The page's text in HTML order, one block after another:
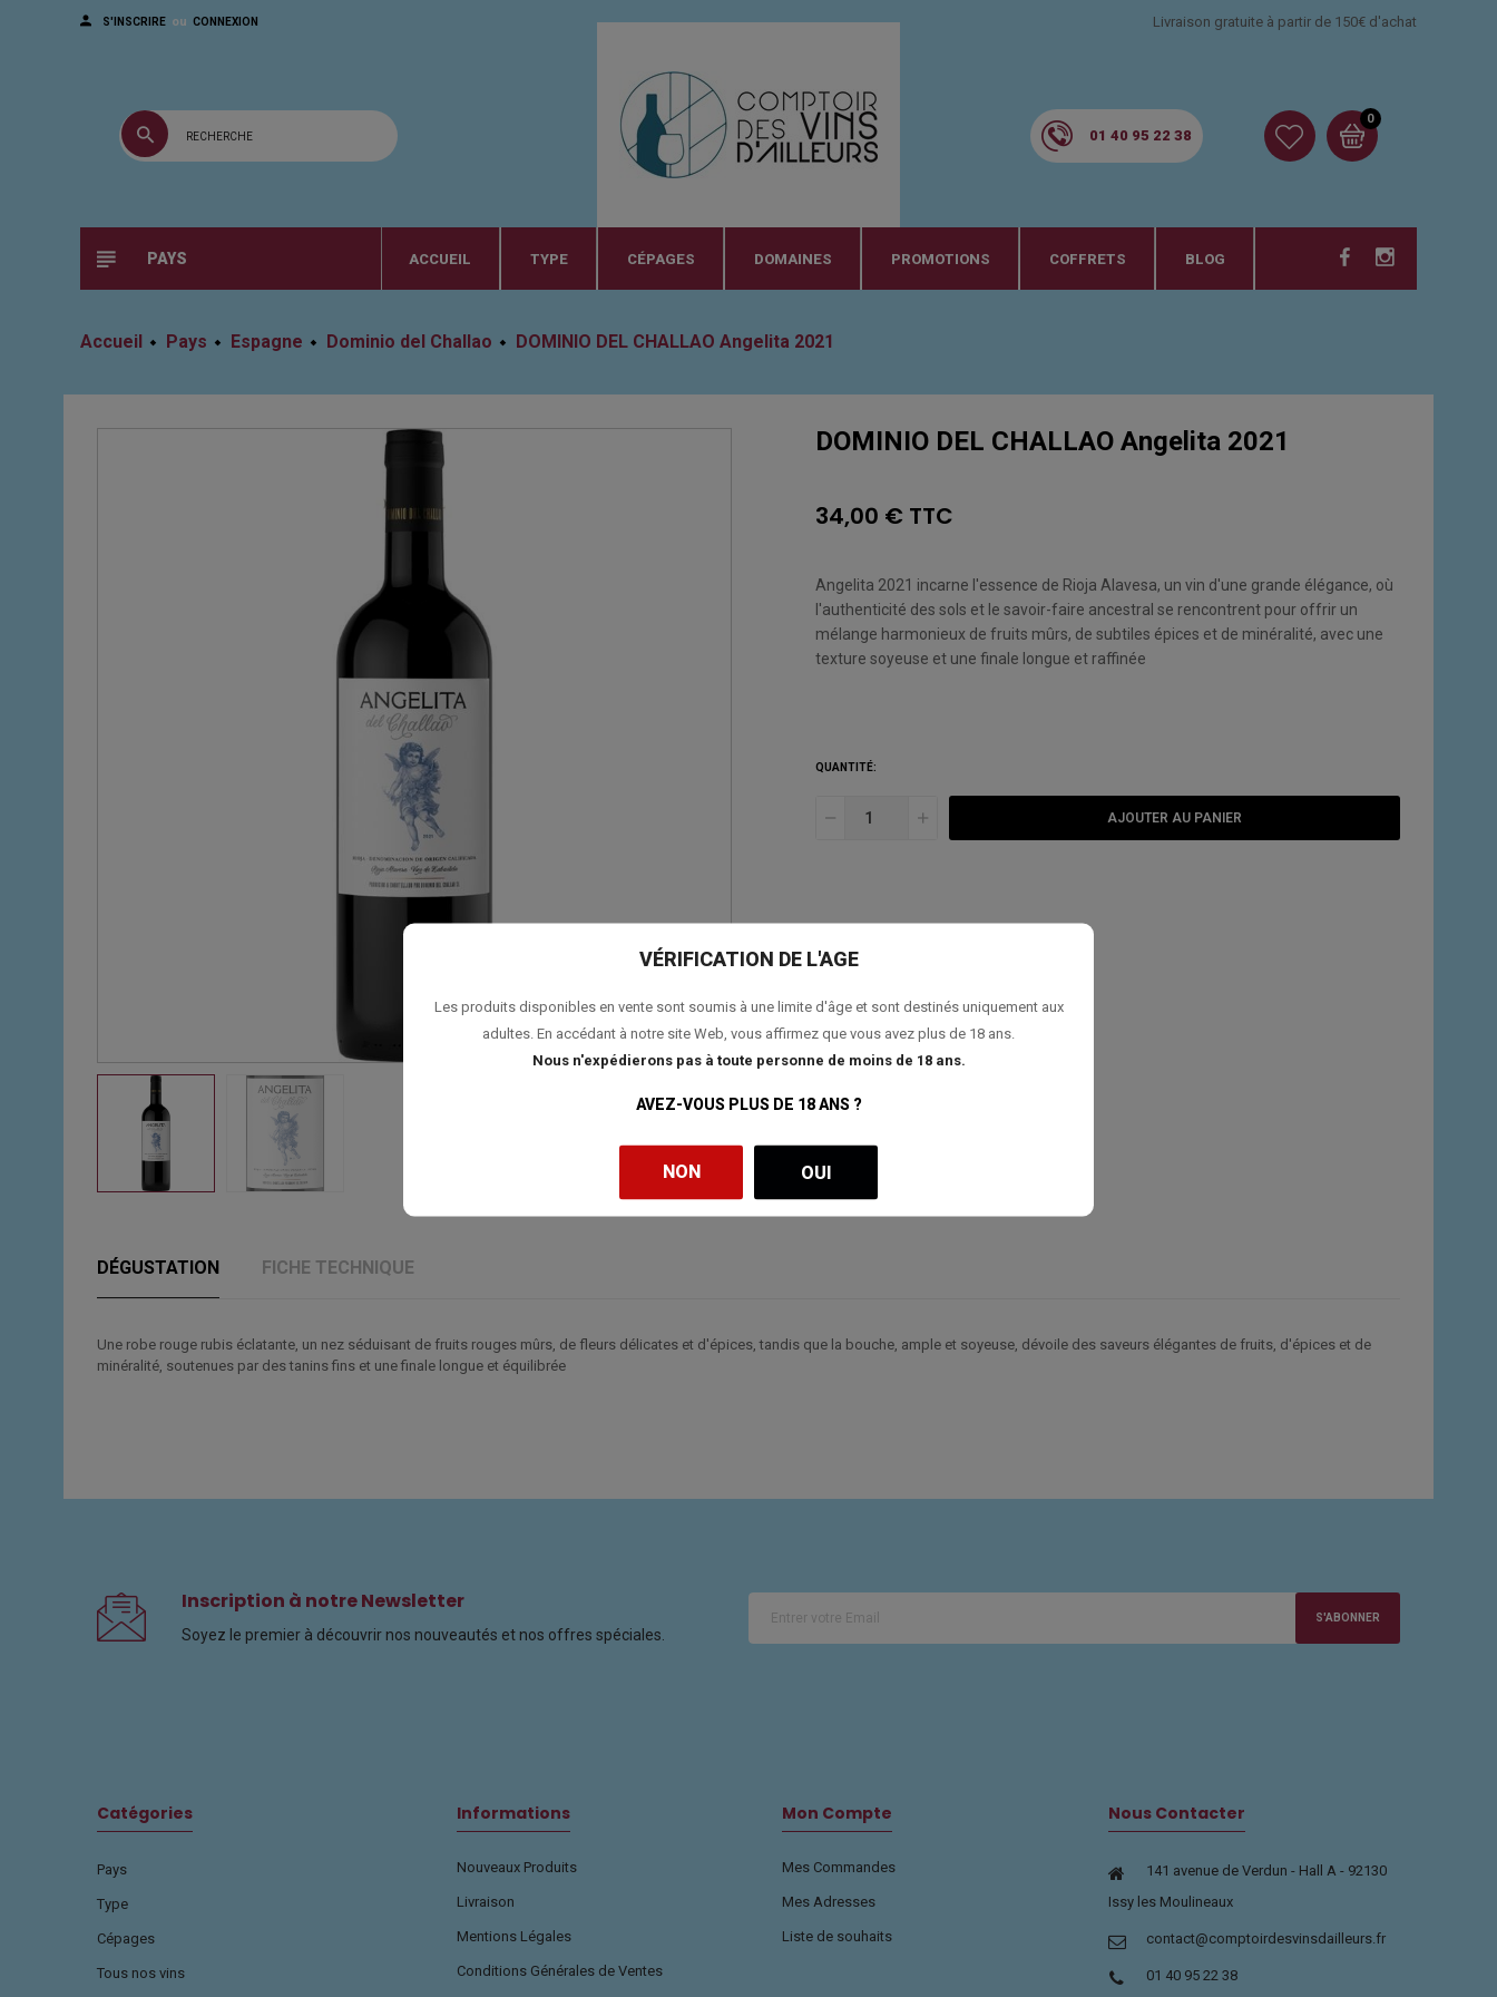
VÉRIFICATION DE L'AGE
Les produits disponibles en vente sont soumis à une limite d'âge et sont destinés uniquement aux
adultes. En accédant à notre site Web, vous affirmez que vous avez plus de 18 ans.
Nous n'expédierons pas à toute personne de moins de 18 ans.
AVEZ-VOUS PLUS DE 18 ANS ?
NON OUI
S'INSCRIRE ou CONNEXION Livraison gratuite à partir de 150€ d'achat
01 40 95 22 38
0
PAYS ACCUEIL TYPE CÉPAGES DOMAINES PROMOTIONS COFFRETS BLOG
Accueil Pays Espagne Dominio del Challao DOMINIO DEL CHALLAO Angelita 2021
DOMINIO DEL CHALLAO Angelita 2021
34,00 € TTC
Angelita 2021 incarne l'essence de Rioja Alavesa, un vin d'une grande élégance, où
l'authenticité des sols et le savoir-faire ancestral se rencontrent pour offrir un
mélange harmonieux de fruits mûrs, de subtiles épices et de minéralité, avec une
texture soyeuse et une finale longue et raffinée
QUANTITÉ:
AJOUTER AU PANIER
DÉGUSTATION FICHE TECHNIQUE
Une robe rouge rubis éclatante, un nez séduisant de fruits rouges mûrs, de fleurs délicates et d'épices, tandis que la bouche, ample et soyeuse, dévoile des saveurs élégantes de fruits, d'épices et de
minéralité, soutenues par des tanins fins et une finale longue et équilibrée
Inscription à notre Newsletter
Soyez le premier à découvrir nos nouveautés et nos offres spéciales.
S'ABONNER
Catégories
Pays
Type
Cépages
Tous nos vins
Informations
Nouveaux Produits
Livraison
Mentions Légales
Conditions Générales de Ventes
Mon Compte
Mes Commandes
Mes Adresses
Liste de souhaits
Nous Contacter
141 avenue de Verdun - Hall A - 92130
Issy les Moulineaux
contact@comptoirdesvinsdailleurs.fr
01 40 95 22 38